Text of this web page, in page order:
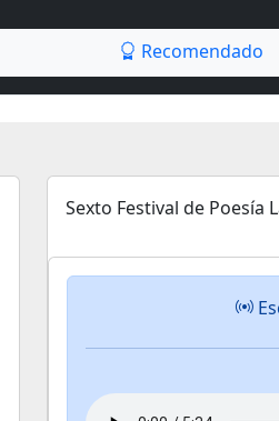
Recomendado
Sexto Festival de Poesía